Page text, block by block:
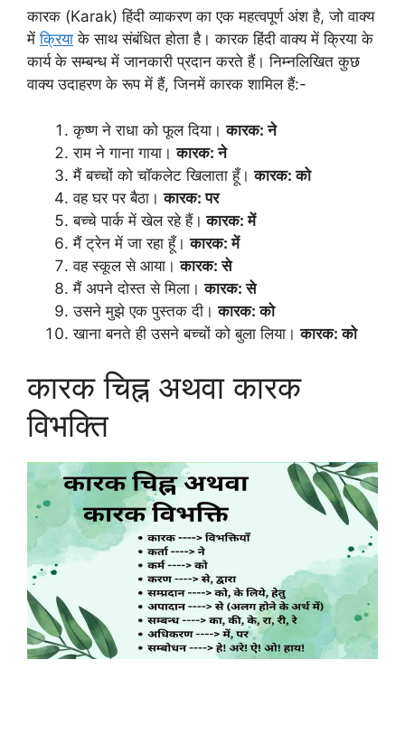
कारक (Karak) हिंदी व्याकरण का एक महत्वपूर्ण अंश है, जो वाक्य
मेंक्रिया के साथ संबंधित होता है। कारक हिंदी वाक्य में क्रिया के
कार्य के सम्बन्ध में जानकारी प्रदान करते हैं। निम्नलिखित कुछ
वाक्य उदाहरण के रूप में हैं, जिनमें कारक शामिल हैं:-
कृष्ण ने राधा को फूल दिया।कारक: ने
राम ने गाना गाया।कारक: ने
मैं बच्चों को चॉकलेट खिलाता हूँ।कारक: को
वह घर पर बैठा।कारक: पर
बच्चे पार्क में खेल रहे हैं। कारक: में
मैं ट्रेन में जा रहा हूँ।कारक: में
वह स्कूल से आया।कारक: से
मैं अपने दोस्त से मिला।कारक: से
उसने मुझे एक पुस्तक दी।कारक: को
खाना बनते ही उसने बच्चों को बुला लिया।कारक: को
कारक चिह्न अथवा कारक
विभक्ति